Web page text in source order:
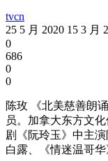
tvcn
25 5 月 2020 15 3 月
0
686
0
0
陈玫 《北美慈善朗
员。加拿大东方文
剧《阮玲玉》中主
白露、《情迷温哥华